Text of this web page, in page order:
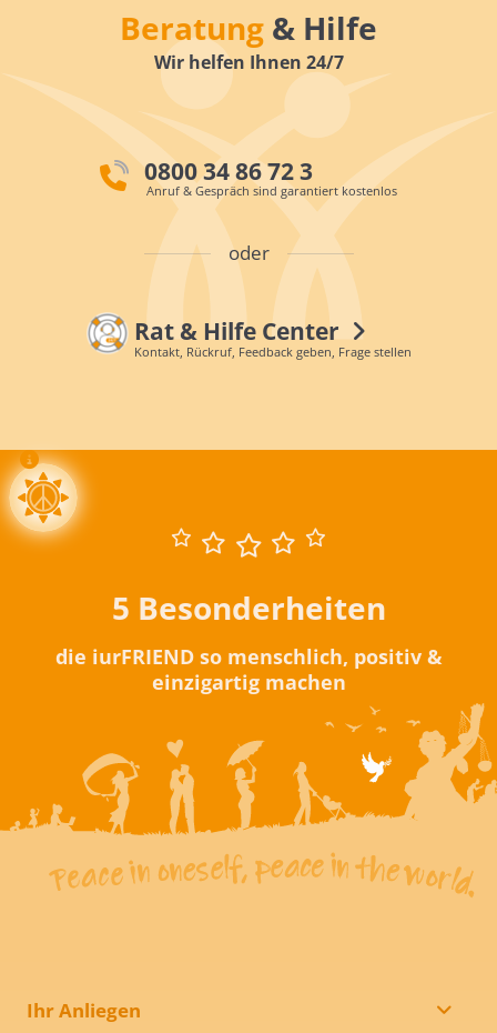
Beratung & Hilfe
Wir helfen Ihnen 24/7
0800 34 86 72 3
Anruf & Gespräch sind garantiert kostenlos
oder
Rat & Hilfe Center
Kontakt, Rückruf, Feedback geben, Frage stellen
5 Besonderheiten
die iurFRIEND so menschlich, positiv &
einzigartig machen
Ihr Anliegen